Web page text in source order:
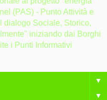
(PAS) - Punto Attività e
dialogo Sociale, Storico,
iniziando dai Borghi
i Punti Informativi
▼
▼